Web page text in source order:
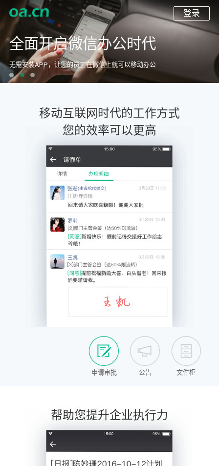
登录
全面开启微信办公时代
无需安装APP，让您的员工在微信上就可以移动办公
移动互联网时代的工作方式
您的效率可以更高
申请审批 公告 文件柜
帮助您提升企业执行力